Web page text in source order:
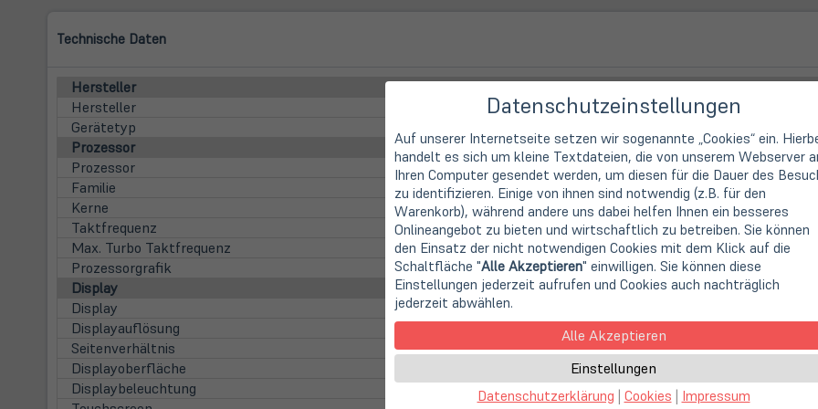
Technische Daten
Hersteller
Hersteller
Gerätetyp
Prozessor
Prozessor
Intel Core i5-6300U (2x 2,4 GHz / 3 MB Cache / 15 Watt)
Familie
Intel Core i5 Mobile (Gen 6)
Kerne
2 Kerne (Dual-Core)
Taktfrequenz
2,4 GHz
Max. Turbo Taktfrequenz
3,00 GHz
Prozessorgrafik
Intel HD 520 (4k Support)
Display
Display
35,6cm14" TFT Display
Displayauflösung
1920 x 1080 Pixel (FHD)
Seitenverhältnis
16:9
Displayoberfläche
Displaybeleuchtung
LED Hintergrundbeleuchtung
Datenschutzeinstellungen
Auf unserer Internetseite setzen wir sogenannte „Cookies“ ein.
handelt es sich um kleine Textdateien, die von unserem Webserver
Ihren Computer gesendet werden, um diesen für die Dauer des
zu identifizieren. Einige von ihnen sind notwendig (z.B. für den
Warenkorb), während andere uns dabei helfen Ihnen ein besseres
Onlineangebot zu bieten und wirtschaftlich zu betreiben. Sie können
den Einsatz der nicht notwendigen Cookies mit dem Klick auf die
Schaltfläche "Alle Akzeptieren" einwilligen. Sie können diese
Einstellungen jederzeit aufrufen und Cookies auch nachträglich
jederzeit abwählen.
Alle Akzeptieren
Einstellungen
Datenschutzerklärung | Cookies | Impressum